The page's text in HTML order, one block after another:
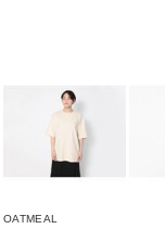
OATMEAL